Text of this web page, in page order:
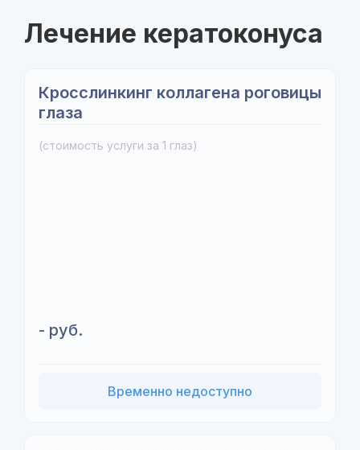
Лечение кератоконуса
Кросслинкинг коллагена роговицы
глаза
(стоимость услуги за 1 глаз)
- руб.
Временно недоступно